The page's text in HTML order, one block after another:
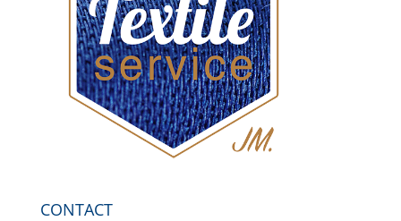
CONTACT